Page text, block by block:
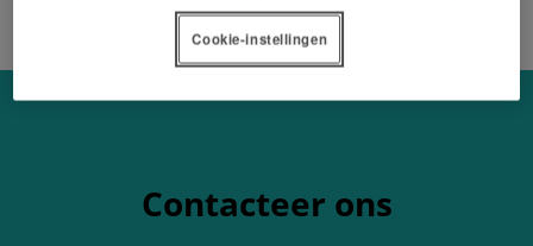
Contacteer ons
Cookie-instellingen